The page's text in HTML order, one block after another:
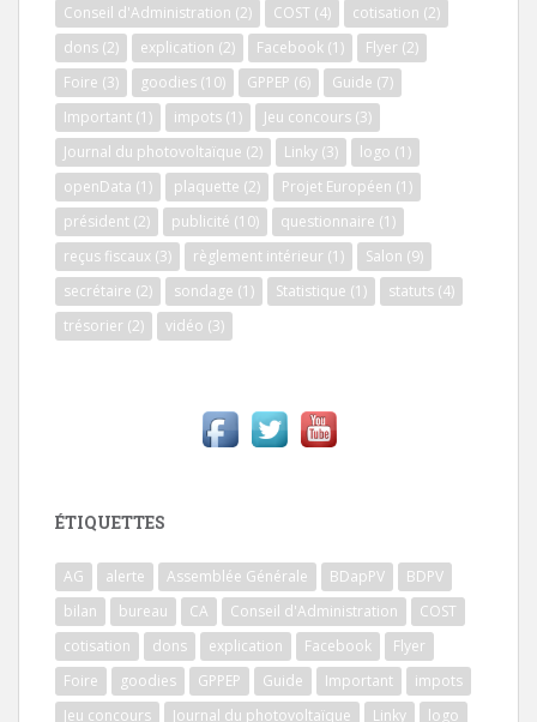
Conseil d'Administration (2) COST (4) cotisation (2)
dons (2) explication (2) Facebook (1) Flyer (2)
Foire (3) goodies (10) GPPEP (6) Guide (7)
Important (1) impots (1) Jeu concours (3)
Journal du photovoltaïque (2) Linky (3) logo (1)
openData (1) plaquette (2) Projet Européen (1)
président (2) publicité (10) questionnaire (1)
reçus fiscaux (3) règlement intérieur (1) Salon (9)
secrétaire (2) sondage (1) Statistique (1) statuts (4)
trésorier (2) vidéo (3)
ÉTIQUETTES
AG alerte Assemblée Générale BDapPV
BDPV
bilan
bureau CA Conseil d'Administration
COST
cotisation
dons explication Facebook
Flyer
Foire
goodies GPPEP Guide Important
impots
Jeu concours
Journal du photovoltaïque Linky logo